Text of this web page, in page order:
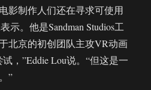
影制作人们还在寻求可使用
示。他是Sandman Studios工
北京的初创团队主攻VR动画
，”Eddie Lou说。“但这是一
”